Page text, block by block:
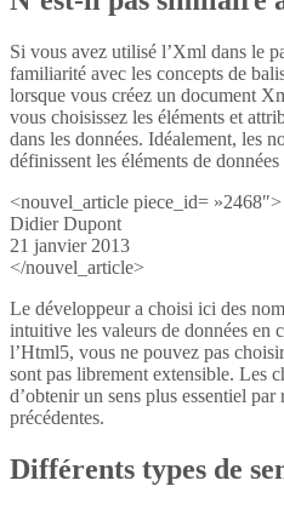
Si vous avez utilisé l’Xml dans le
familiarité avec les concepts de
lorsque vous créez un document
vous choisissez les éléments et
dans les données. Idéalement, les
définissent les éléments de
<nouvel_article piece_id= »2468″>
Didier Dupont
21 janvier 2013
</nouvel_article>
Le développeur a choisi ici des
intuitive les valeurs de données en
l’Html5, vous ne pouvez pas
sont pas librement extensible. Les
d’obtenir un sens plus essentiel
précédentes.
Différents types de